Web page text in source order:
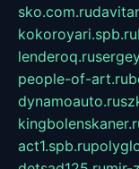
sko.com.ru
kokoroyari.spb.ru
lenderoq.ru
people-of-art.ru
dynamoauto.ru
act1.spb.ru